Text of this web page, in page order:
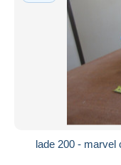
lade 200 - marvel